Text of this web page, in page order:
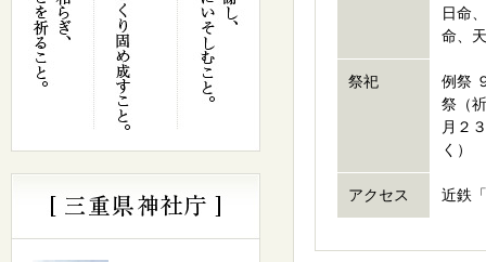
日命
命、
祭祀
例祭
祭（
月２
く）
アクセス 近鉄